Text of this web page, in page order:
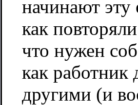
начинают эту
как
что нужен
как работник
другими (и